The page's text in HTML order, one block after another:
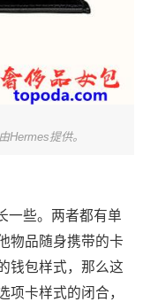
Hermes提供。
一些。两者都有单
物品随身携带的卡
钱包样式，那么这
项卡样式的闭合，